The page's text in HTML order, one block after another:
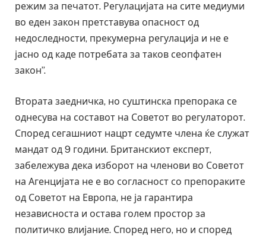
режим за печатот. Регулацијата на сите медиуми
во еден закон претставува опасност од
недоследности, прекумерна регулација и не е
јасно од каде потребата за таков сеопфатен
закон”.
Втората заедничка, но суштинска препорака се
однесува на составот на Советот во регулаторот.
Според сегашниот нацрт седумте члена ќе служат
мандат од 9 години. Британскиот експерт,
забележува дека изборот на членови во Советот
на Агенцијата не е во согласност со препораките
од Советот на Европа, не ја гарантира
независноста и остава голем простор за
политичко влијание. Според него, но и според